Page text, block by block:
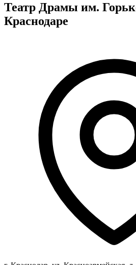
Театр Драмы им.
Краснодаре